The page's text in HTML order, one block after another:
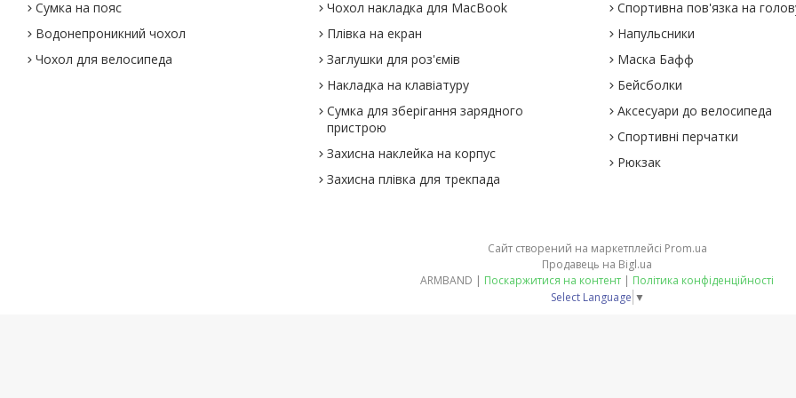
Сумка на пояс
Водонепроникний чохол
Чохол для велосипеда
Чохол накладка для MacBook
Плівка на екран
Заглушки для роз'ємів
Накладка на клавіатуру
Сумка для зберігання зарядного
пристрою
Захисна наклейка на корпус
Захисна плівка для трекпада
Спортивна пов'язка на
Напульсники
Маска Бафф
Бейсболки
Аксесуари до велосипеда
Спортивні перчатки
Рюкзак
Сайт створений на маркетплейсі Prom.ua
Продавець на Bigl.ua
ARMBAND | Поскаржитися на контент | Політика конфіденційності
Select Language ▼